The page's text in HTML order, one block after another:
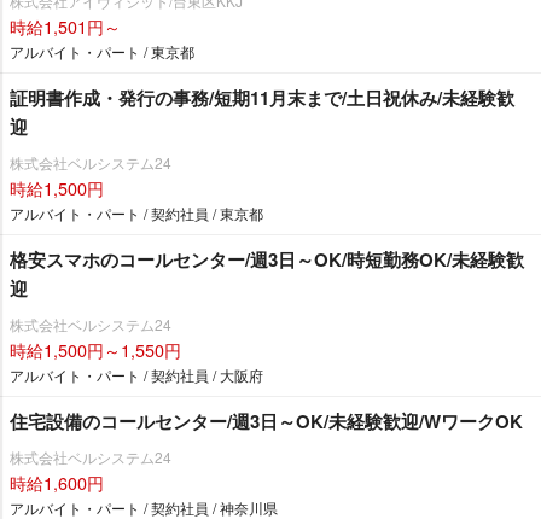
時給1,501円～
アルバイト・パート / 東京都
証明書作成・発行の事務/短期11月末まで/土日祝休み/未経験歓
迎
株式会社ベルシステム24
時給1,500円
アルバイト・パート / 契約社員 / 東京都
格安スマホのコールセンター/週3日～OK/時短勤務OK/未経験歓
迎
株式会社ベルシステム24
時給1,500円～1,550円
アルバイト・パート / 契約社員 / 大阪府
住宅設備のコールセンター/週3日～OK/未経験歓迎/WワークOK
株式会社ベルシステム24
時給1,600円
アルバイト・パート / 契約社員 / 神奈川県